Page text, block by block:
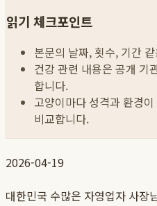
읽기 체크포인트
본문의 날짜, 횟수, 기간
건강 관련 내용은 공개 기
합니다.
고양이마다 성격과 환경
비교합니다.
2026-04-19
대한민국 수많은 자영업자 사장